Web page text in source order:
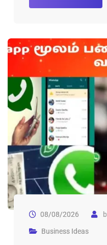
08/08/2026
Business Ideas